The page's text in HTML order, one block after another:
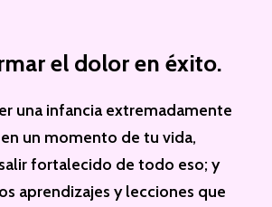
el dolor en éxito.
una infancia extremadamente
un momento de tu vida,
fortalecido de todo eso; y
aprendizajes y lecciones que